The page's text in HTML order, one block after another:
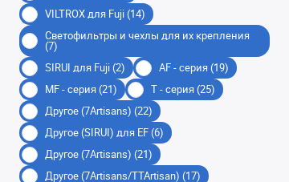
VILTROX для Fuji (14)
Светофильтры и чехлы для их крепления
(7)
SIRUI для Fuji (2)
AF - серия (19)
MF - серия (21)
T - серия (25)
Другое (7Artisans) (22)
Другое (SIRUI) для EF (6)
Другое (7Artisans) (21)
Другое (7Artisans/TTArtisan) (17)